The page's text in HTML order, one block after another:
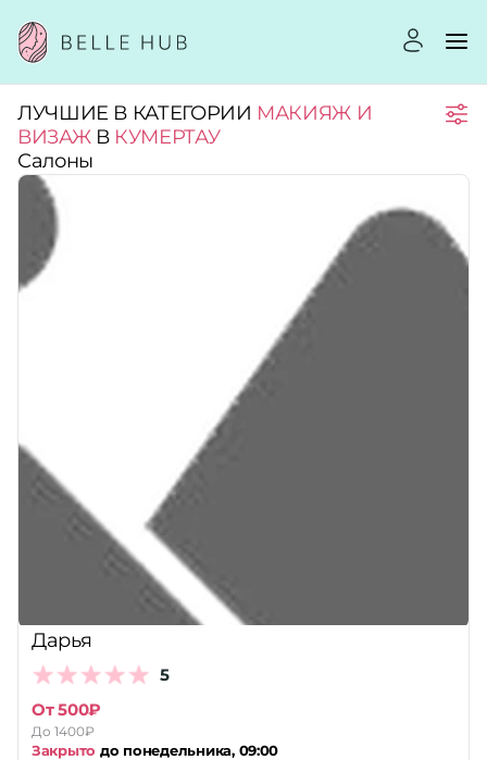
Город:
Категории:
Услуги:
Стоимость услуг:
Принимает сертификаты
Сбросить
ЛУЧШИЕ В КАТЕГОРИИ МАКИЯЖ И
ВИЗАЖВ КУМЕРТАУ
Салоны
Дарья
5
От 500₽
До 1400₽
Закрыто до понедельника, 09:00